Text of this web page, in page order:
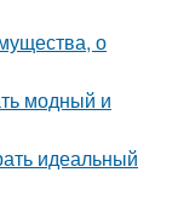
о
модный и
идеальный